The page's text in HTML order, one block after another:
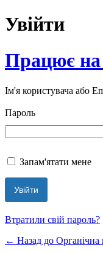
Увійти
Працює на
Ім'я користувача або
Пароль
Запам'ятати мене
Втратили свій пароль?
← Назад до Органічна